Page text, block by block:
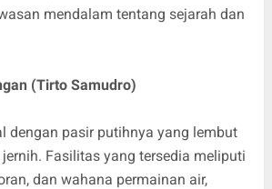
mendalam tentang sejarah dan
(Tirto Samudro)
dengan pasir putihnya yang lembut
Fasilitas yang tersedia meliputi
dan wahana permainan air,